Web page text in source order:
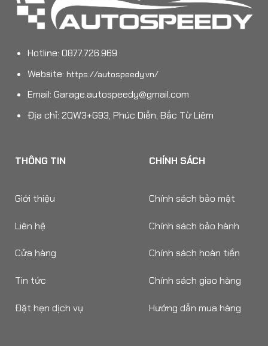
Hotline: 0877.726.969
Website: https://autospeedy.vn/
Email: Garage.autospeedy@gmail.com
Địa chỉ: 2QW3+G93, Phúc Diễn, Bắc Từ Liêm
THÔNG TIN
Giới thiệu
Liên hệ
Cửa hàng
Tin tức
Đặt hẹn dịch vụ
CHÍNH SÁCH
Chính sách bảo mật
Chính sách bảo hành
Chính sách hoàn tiền
Chính sách giao hàng
Hướng dẫn mua hàng